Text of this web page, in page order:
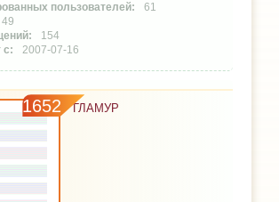
61
49
154
2007-07-16
1652 ГЛАМУР